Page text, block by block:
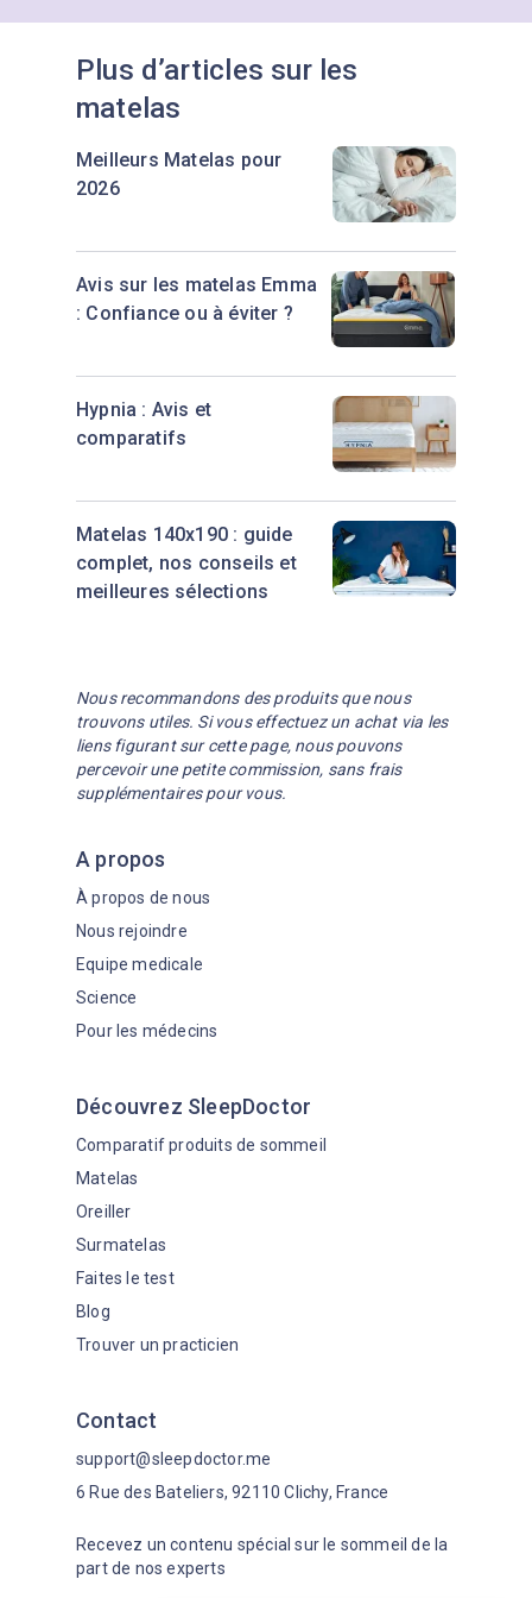
fermé les jours fériés)
https://hello.tediber.com/fr-
FR/contact
Plus d’articles sur les
matelas
Meilleurs Matelas pour
2026
Hypnia : Avis et
comparatifs
Matelas 140x190 : guide
complet, nos conseils et
meilleures sélections
Avis sur les matelas Emma
: Confiance ou à éviter ?
A propos
Découvrez SleepDoctor
Contact
Nous recommandons des produits que nous
trouvons utiles. Si vous effectuez un achat via les
liens figurant sur cette page, nous pouvons
percevoir une petite commission, sans frais
supplémentaires pour vous.
Nous rejoindre
Equipe medicale
Science
Matelas
Comparatif produits de sommeil
Oreiller
Surmatelas
Blog
Trouver un practicien
Faites le test
Pour les médecins
Recevez un contenu spécial sur le sommeil de la
part de nos experts
support@sleepdoctor.me
6 Rue des Bateliers, 92110 Clichy, France
À propos de nous